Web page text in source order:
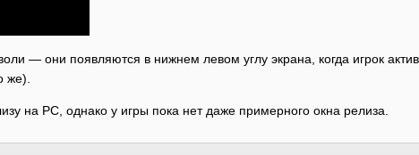
— они появляются в нижнем левом углу экрана, когда игрок
же).
на PC, однако у игры пока нет даже примерного окна релиза.